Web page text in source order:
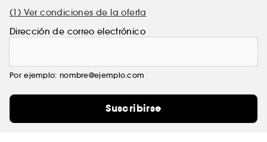
(1) Ver condiciones de la oferta
Dirección de correo electrónico
Por ejemplo: nombre@ejemplo.com
Suscribirse